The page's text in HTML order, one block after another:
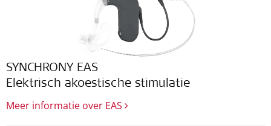
SYNCHRONY EAS
Elektrisch akoestische stimulatie
Meer informatie over EAS